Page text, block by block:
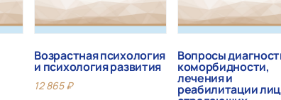
Возрастная психология
и психология развития
12 865₽
Вопросы
коморбидности,
лечения и
реабилитации